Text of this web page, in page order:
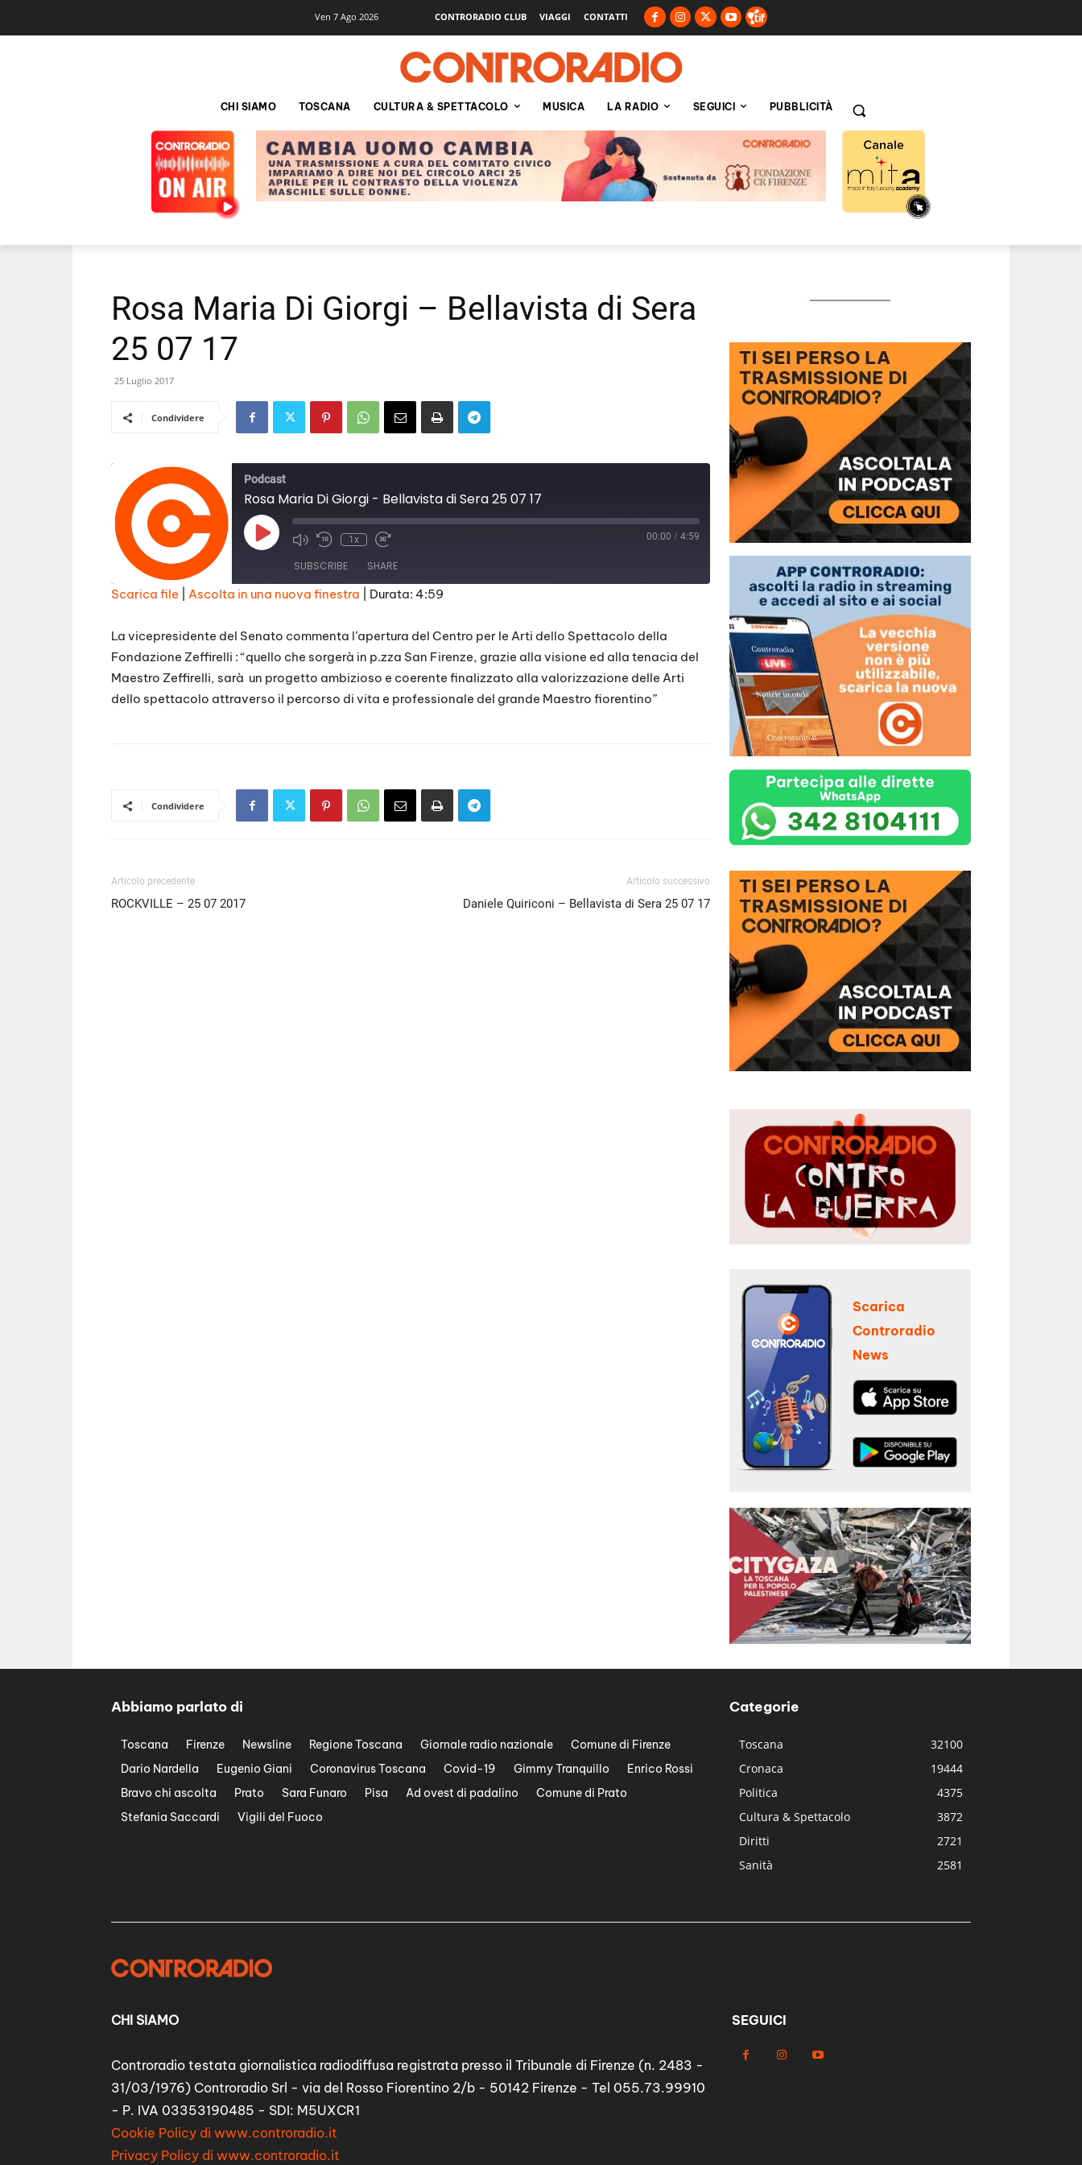
Ven 7 Ago 2026 CONTRORADIO CLUB VIAGGI CONTATTI
CHI SIAMO TOSCANA CULTURA & SPETTACOLO MUSICA LA RADIO SEGUICI PUBBLICITÀ
Rosa Maria Di Giorgi – Bellavista di Sera
25 07 17
25 Luglio 2017
Condividere
Podcast
Rosa Maria Di Giorgi - Bellavista di Sera 25 07 17
Play
Episode
1x 00:00 / 4:59
SUBSCRIBE SHARE
RSS FEED
LINK
EMBED
Scarica file Ascolta in una nuova finestra Durata: 4:59
La vicepresidente del Senato commenta l’apertura del Centro per le Arti dello Spettacolo della
Fondazione Zeffirelli : “quello che sorgerà in p.zza San Firenze, grazie alla visione ed alla tenacia del
Maestro Zeffirelli, sarà un progetto ambizioso e coerente finalizzato alla valorizzazione delle Arti
dello spettacolo attraverso il percorso di vita e professionale del grande Maestro fiorentino”
Condividere
Articolo precedente
ROCKVILLE – 25 07 2017
Articolo successivo
Daniele Quiriconi – Bellavista di Sera 25 07 17
Scarica
Controradio
News
Abbiamo parlato di
Toscana Firenze Newsline Regione Toscana Giornale radio nazionale
Comune di Firenze
Dario Nardella
Eugenio Giani Coronavirus Toscana Covid-19 Gimmy Tranquillo
Enrico Rossi
Bravo chi ascolta
Prato Sara Funaro Pisa Ad ovest di padalino
Comune di Prato
Stefania Saccardi
Vigili del Fuoco
Categorie
Toscana
32100
Cronaca
19444
Politica
4375
Cultura & Spettacolo
3872
Diritti
2721
Sanità
2581
CHI SIAMO
Controradio testata giornalistica radiodiffusa registrata presso il Tribunale di Firenze (n. 2483 -
31/03/1976) Controradio Srl - via del Rosso Fiorentino 2/b - 50142 Firenze - Tel 055.73.99910
- P. IVA 03353190485 - SDI: M5UXCR1
Cookie Policy di www.controradio.it
Privacy Policy di www.controradio.it
SEGUICI